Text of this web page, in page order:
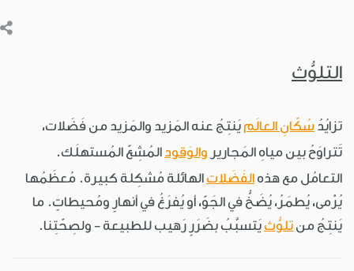
التلوُّث
تزايُدُ سُكّانِ العالَميَنتِجُ عنه المَزيد والمَزيد من فَضَلات،
تَتراوَحُ بين مياهِ المَجارير والوَقود المُشِعّ المُستهلَك.
التعامُل مع هذه الفَضَلاتالهائلة مُشكِلة كبيرة. مُعظَمُها
يُرْمى، يُطمَرُ، يُضَخُّ في الجَوّ، أو يُفرَغُ في أنهارٍ ومُحيطاتٍ. ما
يَنتِجُ من تلوُّثيَتسبَّبُ بضَرَرٍ رَهيب للطبيعة - ولصِحّتِنا.